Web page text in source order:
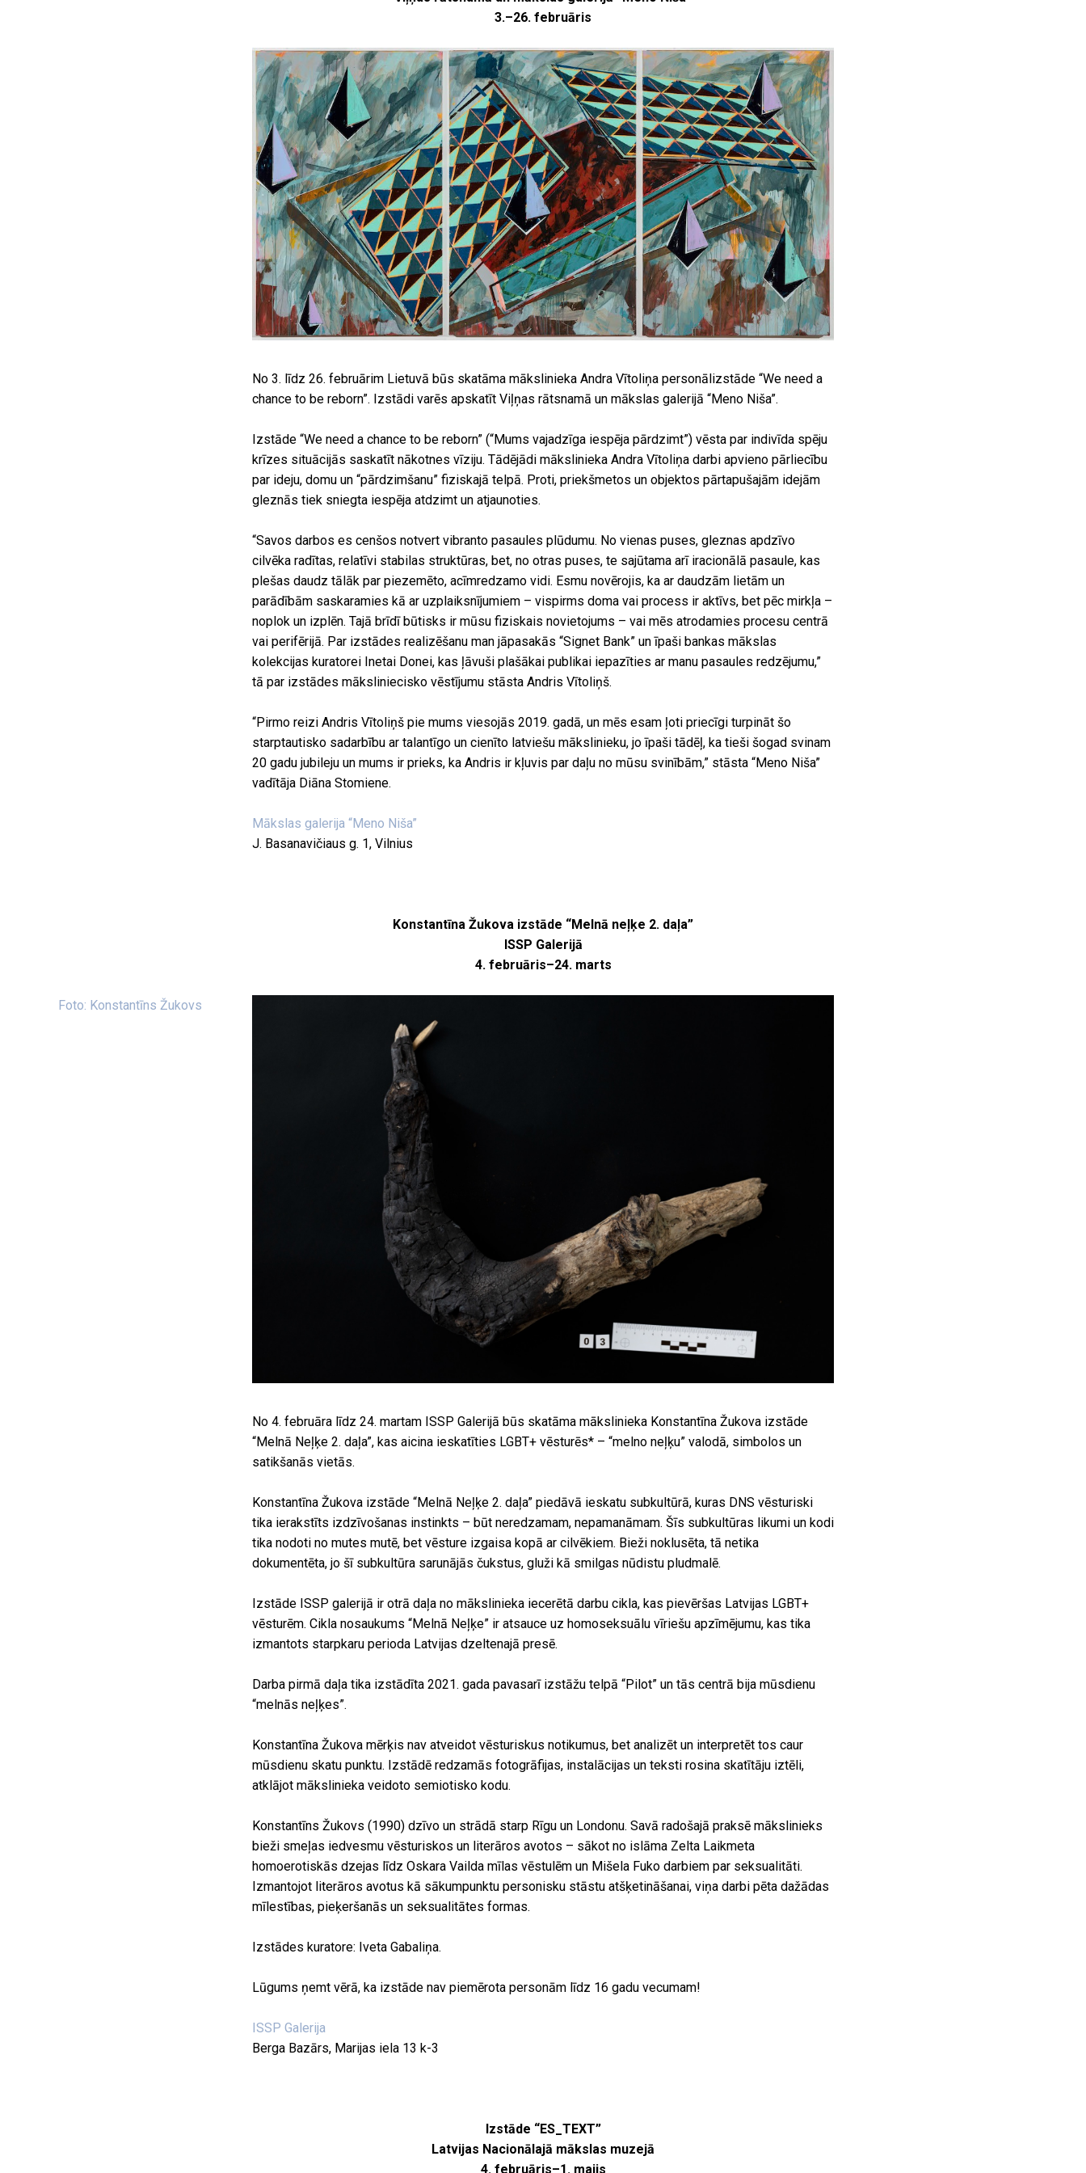
3.–26. februāris
No 3. līdz 26. februārim Lietuvā būs skatāma mākslinieka Andra Vītoliņa personālizstāde “We need a
chance to be reborn”. Izstādi varēs apskatīt Viļņas rātsnamā un mākslas galerijā “Meno Niša”.
Izstāde “We need a chance to be reborn” (“Mums vajadzīga iespēja pārdzimt”) vēsta par indivīda spēju
krīzes situācijās saskatīt nākotnes vīziju. Tādējādi mākslinieka Andra Vītoliņa darbi apvieno pārliecību
par ideju, domu un “pārdzimšanu” fiziskajā telpā. Proti, priekšmetos un objektos pārtapušajām idejām
gleznās tiek sniegta iespēja atdzimt un atjaunoties.
“Savos darbos es cenšos notvert vibranto pasaules plūdumu. No vienas puses, gleznas apdzīvo
cilvēka radītas, relatīvi stabilas struktūras, bet, no otras puses, te sajūtama arī iracionālā pasaule, kas
plešas daudz tālāk par piezemēto, acīmredzamo vidi. Esmu novērojis, ka ar daudzām lietām un
parādībām saskaramies kā ar uzplaiksnījumiem – vispirms doma vai process ir aktīvs, bet pēc mirkļa –
noplok un izplēn. Tajā brīdī būtisks ir mūsu fiziskais novietojums – vai mēs atrodamies procesu centrā
vai perifērijā. Par izstādes realizēšanu man jāpasakās “Signet Bank” un īpaši bankas mākslas
kolekcijas kuratorei Inetai Donei, kas ļāvuši plašākai publikai iepazīties ar manu pasaules redzējumu,”
tā par izstādes māksliniecisko vēstījumu stāsta Andris Vītoliņš.
“Pirmo reizi Andris Vītoliņš pie mums viesojās 2019. gadā, un mēs esam ļoti priecīgi turpināt šo
starptautisko sadarbību ar talantīgo un cienīto latviešu mākslinieku, jo īpaši tādēļ, ka tieši šogad svinam
20 gadu jubileju un mums ir prieks, ka Andris ir kļuvis par daļu no mūsu svinībām,” stāsta “Meno Niša”
vadītāja Diāna Stomiene.
Mākslas galerija “Meno Niša”
J. Basanavičiaus g. 1, Vilnius
Konstantīna Žukova izstāde “Melnā neļķe 2. daļa”
ISSP Galerijā
4. februāris–24. marts
Foto: Konstantīns Žukovs
No 4. februāra līdz 24. martam ISSP Galerijā būs skatāma mākslinieka Konstantīna Žukova izstāde
“Melnā Neļķe 2. daļa”, kas aicina ieskatīties LGBT+ vēsturēs* – “melno neļķu” valodā, simbolos un
satikšanās vietās.
Konstantīna Žukova izstāde “Melnā Neļķe 2. daļa” piedāvā ieskatu subkultūrā, kuras DNS vēsturiski
tika ierakstīts izdzīvošanas instinkts – būt neredzamam, nepamanāmam. Šīs subkultūras likumi un kodi
tika nodoti no mutes mutē, bet vēsture izgaisa kopā ar cilvēkiem. Bieži noklusēta, tā netika
dokumentēta, jo šī subkultūra sarunājās čukstus, gluži kā smilgas nūdistu pludmalē.
Izstāde ISSP galerijā ir otrā daļa no mākslinieka iecerētā darbu cikla, kas pievēršas Latvijas LGBT+
vēsturēm. Cikla nosaukums “Melnā Neļķe” ir atsauce uz homoseksuālu vīriešu apzīmējumu, kas tika
izmantots starpkaru perioda Latvijas dzeltenajā presē.
Darba pirmā daļa tika izstādīta 2021. gada pavasarī izstāžu telpā “Pilot” un tās centrā bija mūsdienu
“melnās neļķes”.
Konstantīna Žukova mērķis nav atveidot vēsturiskus notikumus, bet analizēt un interpretēt tos caur
mūsdienu skatu punktu. Izstādē redzamās fotogrāfijas, instalācijas un teksti rosina skatītāju iztēli,
atklājot mākslinieka veidoto semiotisko kodu.
Konstantīns Žukovs (1990) dzīvo un strādā starp Rīgu un Londonu. Savā radošajā praksē mākslinieks
bieži smeļas iedvesmu vēsturiskos un literāros avotos – sākot no islāma Zelta Laikmeta
homoerotiskās dzejas līdz Oskara Vailda mīlas vēstulēm un Mišela Fuko darbiem par seksualitāti.
Izmantojot literāros avotus kā sākumpunktu personisku stāstu atšķetināšanai, viņa darbi pēta dažādas
mīlestības, pieķeršanās un seksualitātes formas.
Izstādes kuratore: Iveta Gabaliņa.
Lūgums ņemt vērā, ka izstāde nav piemērota personām līdz 16 gadu vecumam!
ISSP Galerija
Berga Bazārs, Marijas iela 13 k-3
Izstāde “ES_TEXT”
Latvijas Nacionālajā mākslas muzejā
4. februāris–1. maijs